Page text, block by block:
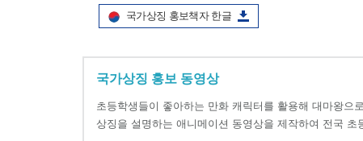
국가상징 홍보책자 한글
국가상징 홍보 동영상
초등학생들이 좋아하는 만화 캐릭터를 활용해 대마왕으
상징을 설명하는 애니메이션 동영상을 제작하여 전국